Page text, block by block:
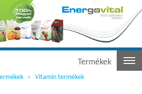
Termékek
Vitamin termékek